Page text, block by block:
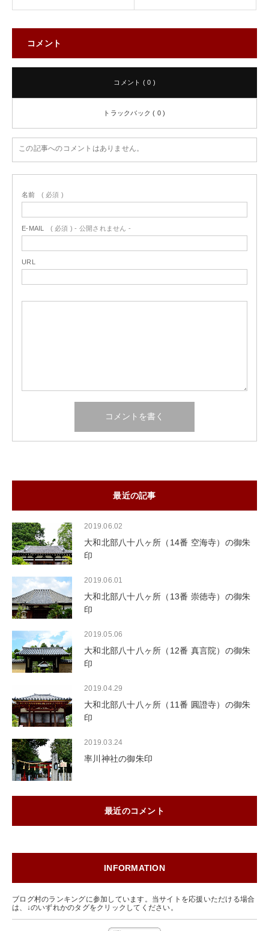
コメント
コメント ( 0 )
トラックバック ( 0 )
この記事へのコメントはありません。
名前 ( 必須 )
E-MAIL ( 必須 ) - 公開されません -
URL
最近の記事
2019.06.02
大和北部八十八ヶ所（14番 空海寺）の御朱
印
2019.06.01
大和北部八十八ヶ所（13番 崇徳寺）の御朱
印
2019.05.06
大和北部八十八ヶ所（12番 真言院）の御朱
印
2019.04.29
大和北部八十八ヶ所（11番 圓證寺）の御朱
印
2019.03.24
率川神社の御朱印
最近のコメント
INFORMATION
ブログ村のランキングに参加しています。当サイトを応援いただける場合
は、↓のいずれかのタグをクリックしてください。